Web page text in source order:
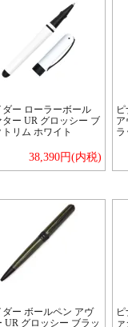
ダー ローラーボール
ター UR グロッシー ブ
トリム ホワイト
38,390円(内税)
ア
ラ
ダー ボールペン アヴ
UR グロッシー ブラッ